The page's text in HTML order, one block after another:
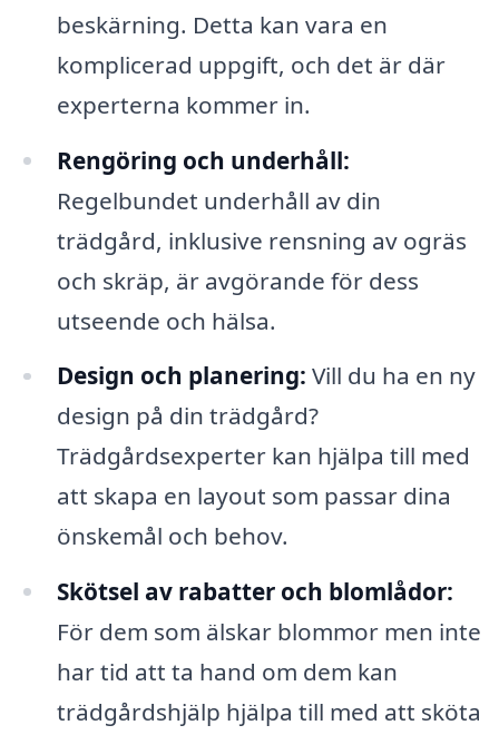
beskärning. Detta kan vara en
komplicerad uppgift, och det är där
experterna kommer in.
Rengöring och underhåll:
Regelbundet underhåll av din
trädgård, inklusive rensning av ogräs
och skräp, är avgörande för dess
utseende och hälsa.
Design och planering: Vill du ha en ny
design på din trädgård?
Trädgårdsexperter kan hjälpa till med
att skapa en layout som passar dina
önskemål och behov.
Skötsel av rabatter och blomlådor:
För dem som älskar blommor men inte
har tid att ta hand om dem kan
trädgårdshjälp hjälpa till med att sköta